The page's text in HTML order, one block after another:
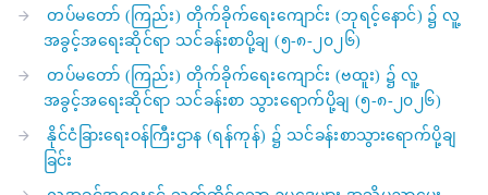
တပ်မတော် (ကြည်း) တိုက်ခိုက်ရေးကျောင်း (ဘုရင့်နောင်) ၌ လူ့
အခွင့်အရေးဆိုင်ရာ သင်ခန်းစာပို့ချ (၅-၈-၂၀၂၆)
တပ်မတော် (ကြည်း) တိုက်ခိုက်ရေးကျောင်း (ဗထူး) ၌ လူ့
အခွင့်အရေးဆိုင်ရာ သင်ခန်းစာ သွားရောက်ပို့ချ (၅-၈-၂၀၂၆)
နိုင်ငံခြားရေးဝန်ကြီးဌာန (ရန်ကုန်) ၌ သင်ခန်းစာသွားရောက်ပို့ချ
ခြင်း